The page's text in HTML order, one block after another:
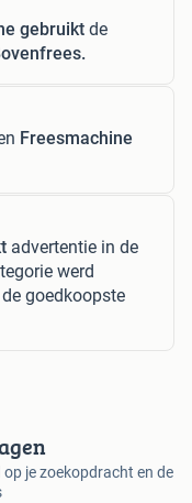
gebruikt de
Freesmachine
advertentie in de
werd
goedkoopste
je zoekopdracht en de